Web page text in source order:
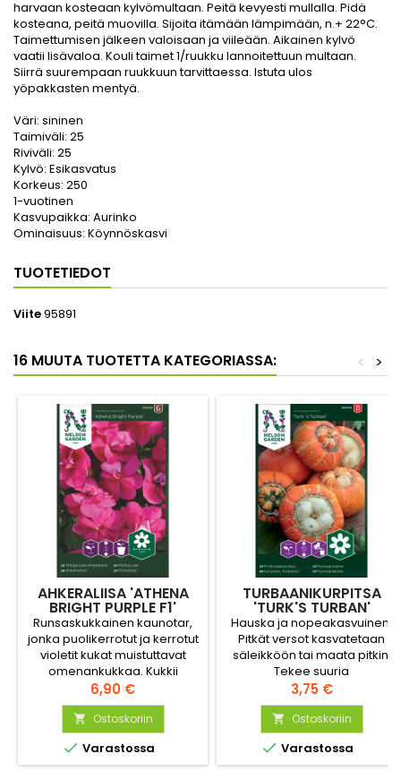
harvaan kosteaan kylvömultaan. Peitä kevyesti mullalla. Pidä
kosteana, peitä muovilla. Sijoita itämään lämpimään, n.+ 22°C.
Taimettumisen jälkeen valoisaan ja viileään. Aikainen kylvö
vaatii lisävaloa. Kouli taimet 1/ruukku lannoitettuun multaan.
Siirrä suurempaan ruukkuun tarvittaessa. Istuta ulos
yöpakkasten mentyä.
Väri: sininen
Taimiväli: 25
Riviväli: 25
Kylvö: Esikasvatus
Korkeus: 250
1-vuotinen
Kasvupaikka: Aurinko
Ominaisuus: Köynnöskasvi
TUOTETIEDOT
Viite95891
16 MUUTA TUOTETTA KATEGORIASSA: >
<
AHKERALIISA 'ATHENA
BRIGHT PURPLE F1'
Runsaskukkainen kaunotar,
jonka puolikerrotut ja kerrotut
violetit kukat muistuttavat
omenankukkaa. Kukkii
sitkeästi varjoisassakin
paikassa.
Hinta
6,90 €
 Ostoskoriin
 Varastossa
TURBAANIKURPITSA
'TURK'S TURBAN'
Hauska ja nopeakasvuinen.
Pitkät versot kasvatetaan
säleikköön tai maata pitkin.
Tekee suuria
turbaaninmuotoisia,
monenvärisiä kurpitsoja.
Hinta
3,75 €
 Ostoskoriin
 Varastossa